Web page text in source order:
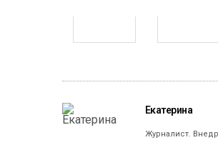
Екатерина
Журналист.